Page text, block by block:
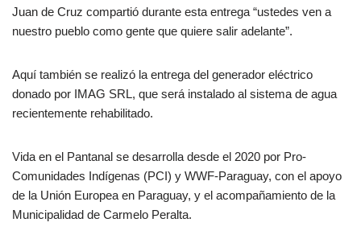
Juan de Cruz compartió durante esta entrega “ustedes ven a
nuestro pueblo como gente que quiere salir adelante”.
Aquí también se realizó la entrega del generador eléctrico
donado por IMAG SRL, que será instalado al sistema de agua
recientemente rehabilitado.
Vida en el Pantanal se desarrolla desde el 2020 por Pro-
Comunidades Indígenas (PCI) y WWF-Paraguay, con el apoyo
de la Unión Europea en Paraguay, y el acompañamiento de la
Municipalidad de Carmelo Peralta.